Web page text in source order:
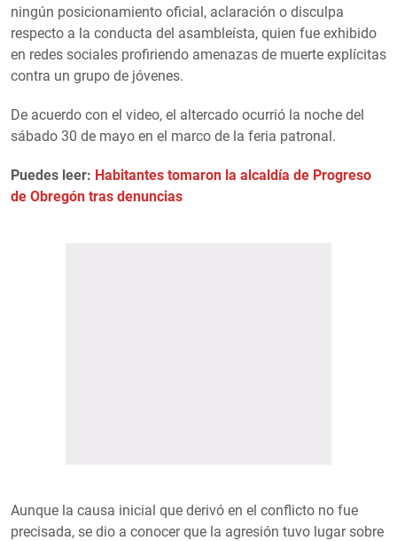
ningún posicionamiento oficial, aclaración o disculpa
respecto a la conducta del asambleísta, quien fue exhibido
en redes sociales profiriendo amenazas de muerte explícitas
contra un grupo de jóvenes.
De acuerdo con el video, el altercado ocurrió la noche del
sábado 30 de mayo en el marco de la feria patronal.
Puedes leer: Habitantes tomaron la alcaldía de Progreso
de Obregón tras denuncias
Aunque la causa inicial que derivó en el conflicto no fue
precisada, se dio a conocer que la agresión tuvo lugar sobre